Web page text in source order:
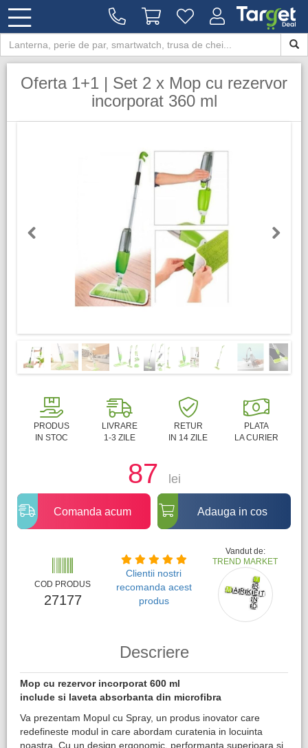
Oferta 1+1 | Set 2 x Mop cu rezervor
incorporat 360 ml
PRODUS
IN STOC
LIVRARE
1-3 ZILE
RETUR
IN 14 ZILE
PLATA
LA CURIER
87 lei
Comanda acum Adauga in cos
COD PRODUS
27177
Clientii nostri
recomanda acest
produs
Vandut de:
TREND MARKET
Descriere
Mop cu rezervor incorporat 600 ml
include si laveta absorbanta din microfibra
Va prezentam Mopul cu Spray, un produs inovator care
redefineste modul in care abordam curatenia in locuinta
noastra. Cu un design ergonomic, performanta superioara si